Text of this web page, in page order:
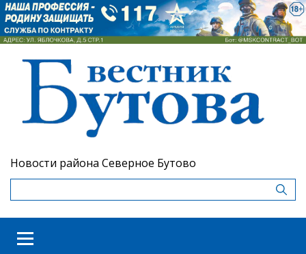
Новости района Северное Бутово